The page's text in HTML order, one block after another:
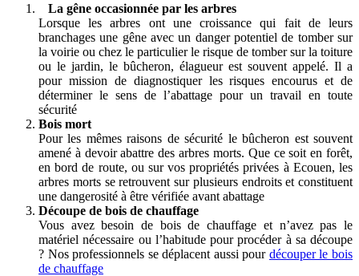
La gêne occasionnée par les arbres
Lorsque les arbres ont une croissance qui fait de leurs
branchages une gêne avec un danger potentiel de tomber sur
la voirie ou chez le particulier le risque de tomber sur la toiture
ou le jardin, le bûcheron, élagueur est souvent appelé. Il a
pour mission de diagnostiquer les risques encourus et de
déterminer le sens de l’abattage pour un travail en toute
sécurité
Bois mort
Pour les mêmes raisons de sécurité le bûcheron est souvent
amené à devoir abattre des arbres morts. Que ce soit en forêt,
en bord de route, ou sur vos propriétés privées à Ecouen, les
arbres morts se retrouvent sur plusieurs endroits et constituent
une dangerosité à être vérifiée avant abattage
Découpe de bois de chauffage
Vous avez besoin de bois de chauffage et n’avez pas le
matériel nécessaire ou l’habitude pour procéder à sa découpe
? Nos professionnels se déplacent aussi pour découper le bois
de chauffage